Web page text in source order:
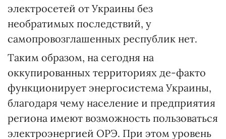
электросетей от Украины без
необратимых последствий, у
самопровозглашенных республик нет.
Таким образом, на сегодня на
оккупированных территориях де-факто
функционирует энергосистема Украины,
благодаря чему население и предприятия
региона имеют возможность пользоваться
электроэнергией ОРЭ. При этом уровень